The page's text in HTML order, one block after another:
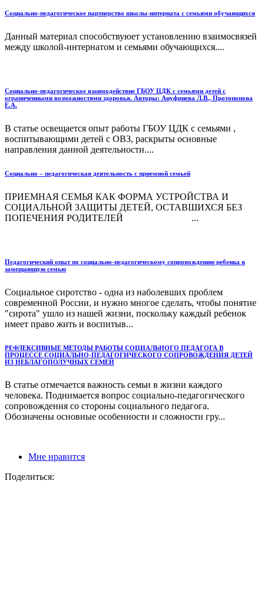
Социально-педагогическое партнерство школы-интерната с семьями обучающихся
Данный материал способствуюет установлению взаимосвязей
между школой-интернатом и семьями обучающихся....
Социально-педагогическое взаимодействие ГБОУ ЦДК с семьями детей с
ограниченными возможностями здоровья. Авторы: Ануфриева Л.В., Протопопова
Е.А.
В статье освещается опыт работы ГБОУ ЦДК с семьями ,
воспитывающими детей с ОВЗ, раскрыты основные
направления данной деятельности....
Социально – педагогическая деятельность с приемной семьей
ПРИЕМНАЯ СЕМЬЯ КАК ФОРМА УСТРОЙСТВА И
СОЦИАЛЬНОЙ ЗАЩИТЫ ДЕТЕЙ, ОСТАВШИХСЯ БЕЗ
ПОПЕЧЕНИЯ РОДИТЕЛЕЙ ...
Педагогический опыт по социально-педагогическому сопровождению ребенка в
замещающую семью
Социальное сиротство - одна из наболевших проблем
современной России, и нужно многое сделать, чтобы понятие
"сирота" ушло из нашей жизни, поскольку каждый ребенок
имеет право жить и воспитыв...
РЕФЛЕКСИВНЫЕ МЕТОДЫ РАБОТЫ СОЦИАЛЬНОГО ПЕДАГОГА В
ПРОЦЕССЕ СОЦИАЛЬНО-ПЕДАГОГИЧЕСКОГО СОПРОВОЖДЕНИЯ ДЕТЕЙ
ИЗ НЕБЛАГОПОЛУЧНЫХ СЕМЕЙ
В статье отмечается важность семьи в жизни каждого
человека. Поднимается вопрос социально-педагогического
сопровождения со стороны социального педагога.
Обозначены основные особенности и сложности гру...
Мне нравится
Поделиться: